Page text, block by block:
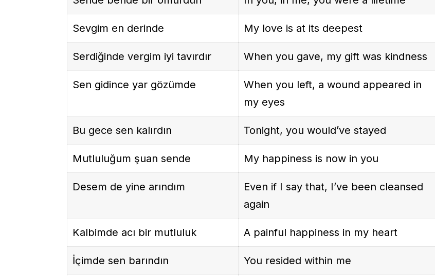
Sevgim en derinde My love is at its deepest
Serdiğinde vergim iyi tavırdır When you gave, my gift was kindness
Sen gidince yar gözümde
When you left, a wound appeared in
my eyes
Bu gece sen kalırdın Tonight, you would’ve stayed
Mutluluğum şuan sende My happiness is now in you
Desem de yine arındım
Even if I say that, I’ve been cleansed
again
Kalbimde acı bir mutluluk A painful happiness in my heart
İçimde sen barındın You resided within me